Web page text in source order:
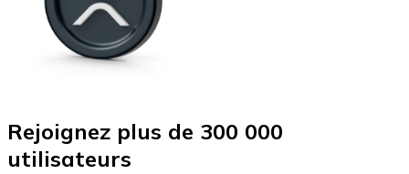
Rejoignez plus de 300 000
utilisateurs